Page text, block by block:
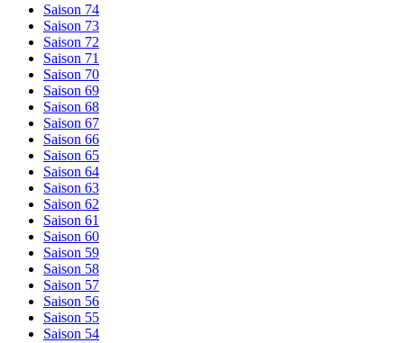
Saison 74
Saison 73
Saison 72
Saison 71
Saison 70
Saison 69
Saison 68
Saison 67
Saison 66
Saison 65
Saison 64
Saison 63
Saison 62
Saison 61
Saison 60
Saison 59
Saison 58
Saison 57
Saison 56
Saison 55
Saison 54